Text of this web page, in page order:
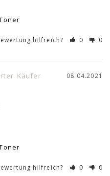
hilfreich? 0 0
08.04.2021
hilfreich? 0 0